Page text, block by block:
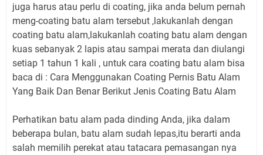
juga harus atau perlu di coating, jika anda belum pernah
meng-coating batu alam tersebut ,lakukanlah dengan
coating batu alam,lakukanlah coating batu alam dengan
kuas sebanyak 2 lapis atau sampai merata dan diulangi
setiap 1 tahun 1 kali , untuk cara coating batu alam bisa
baca di : Cara Menggunakan Coating Pernis Batu Alam
Yang Baik Dan Benar Berikut Jenis Coating Batu Alam
Perhatikan batu alam pada dinding Anda, jika dalam
beberapa bulan, batu alam sudah lepas,itu berarti anda
salah memilih perekat atau tatacara pemasangan nya